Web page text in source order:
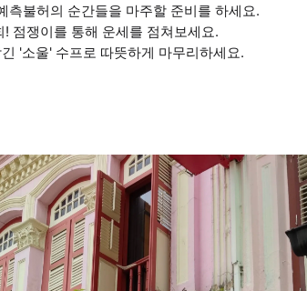
측불허의 순간들을 마주할 준비를 하세요.
점쟁이를 통해 운세를 점쳐보세요.
'소울' 수프로 따뜻하게 마무리하세요.